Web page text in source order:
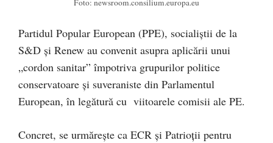
Foto: newsroom.consilium.europa.eu
Partidul Popular European (PPE), socialiștii de la
S&D și Renew au convenit asupra aplicării unui
„cordon sanitar” împotriva grupurilor politice
conservatoare și suveraniste din Parlamentul
European, în legătură cu viitoarele comisii ale PE.
Concret, se urmărește ca ECR și Patrioții pentru